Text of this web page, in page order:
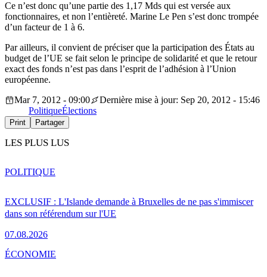
Ce n’est donc qu’une partie des 1,17 Mds qui est versée aux
fonctionnaires, et non l’entièreté. Marine Le Pen s’est donc trompée
d’un facteur de 1 à 6.
Par ailleurs, il convient de préciser que la participation des États au
budget de l’UE se fait selon le principe de solidarité et que le retour
exact des fonds n’est pas dans l’esprit de l’adhésion à l’Union
européenne.
Mar 7, 2012 - 09:00
Dernière mise à jour: Sep 20, 2012 - 15:46
PolitiqueÉlections
Print Partager
LES PLUS LUS
EXCLUSIF : L'Islande demande à Bruxelles de ne pas s'immiscer
dans son référendum sur l'UE
07.08.2026
POLITIQUE
ÉCONOMIE